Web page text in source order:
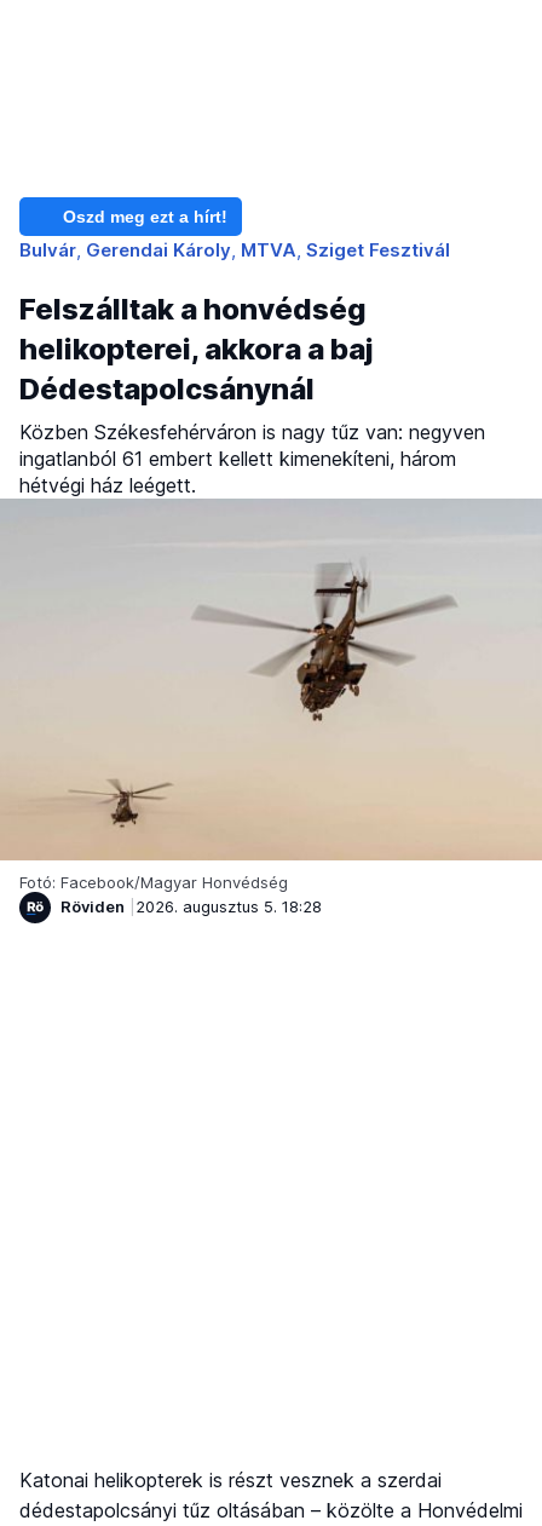
Oszd meg ezt a hírt!
Bulvár Gerendai Károly MTVA Sziget Fesztivál
Felszálltak a honvédség
helikopterei, akkora a baj
Dédestapolcsánynál
Közben Székesfehérváron is nagy tűz van: negyven
ingatlanból 61 embert kellett kimenekíteni, három
hétvégi ház leégett.
Fotó: Facebook/Magyar Honvédség
Röviden
2026. augusztus 5. 18:28
Katonai helikopterek is részt vesznek a szerdai
dédestapolcsányi tűz oltásában – közölte a Honvédelmi